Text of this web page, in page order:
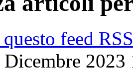
feed RSS
2023